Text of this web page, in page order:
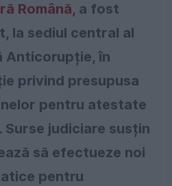
Română, a fost
la sediul central al
Anticorupție, în
privind presupusa
pentru atestate
Surse judiciare susțin
să efectueze noi
pentru